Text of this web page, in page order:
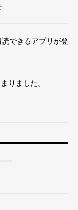
できるアプリが登
りました。